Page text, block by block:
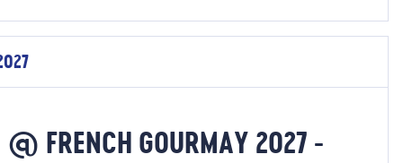
FRENCH GOURMAY 2027 -